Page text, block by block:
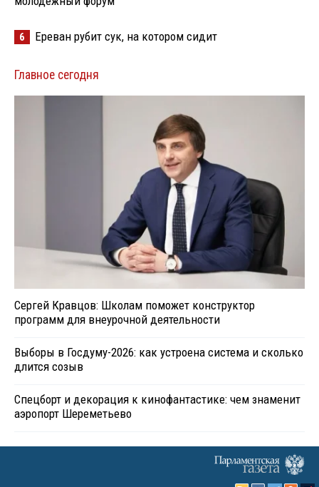
6 Ереван рубит сук, на котором сидит
Главное сегодня
Сергей Кравцов: Школам поможет конструктор
программ для внеурочной деятельности
Выборы в Госдуму-2026: как устроена система и сколько
длится созыв
Спецборт и декорация к кинофантастике: чем знаменит
аэропорт Шереметьево